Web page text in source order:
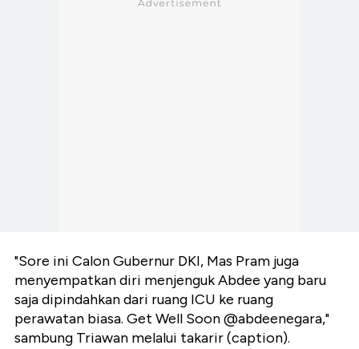
"Sore ini Calon Gubernur DKI, Mas Pram juga
menyempatkan diri menjenguk Abdee yang baru
saja dipindahkan dari ruang ICU ke ruang
perawatan biasa. Get Well Soon@abdeenegara,"
sambung Triawan melalui takarir (caption).